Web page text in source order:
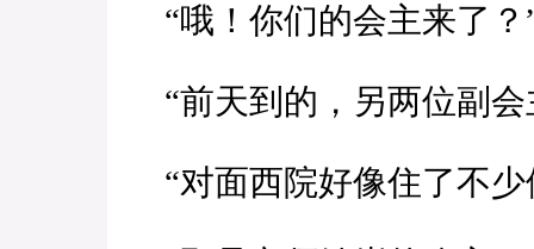
“哦！你们的会主来了？
“前天到的，另两位副会
“对面西院好像住了不少